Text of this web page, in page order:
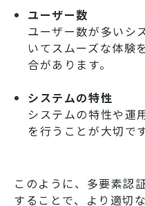
ユーザー数
ユーザー数が多いシ
いてスムーズな体験
合があります。
システムの特性
システムの特性や運
を行うことが大切で
このように、多要素認
することで、より適切